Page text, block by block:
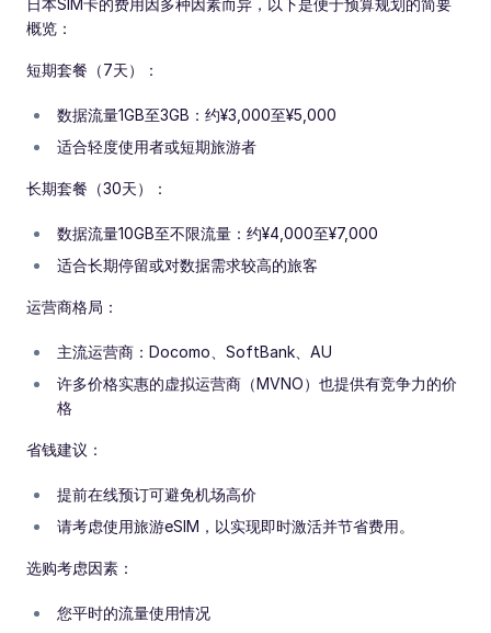
概览：
短期套餐（7天）：
数据流量1GB至3GB：约¥3,000至¥5,000
适合轻度使用者或短期旅游者
长期套餐（30天）：
数据流量10GB至不限流量：约¥4,000至¥7,000
适合长期停留或对数据需求较高的旅客
运营商格局：
主流运营商：Docomo、SoftBank、AU
许多价格实惠的虚拟运营商（MVNO）也提供有竞争力的价
格
省钱建议：
提前在线预订可避免机场高价
请考虑使用旅游eSIM，以实现即时激活并节省费用。
选购考虑因素：
您平时的流量使用情况